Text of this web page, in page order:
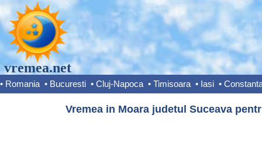
vremea.net
• Romania • Bucuresti • Cluj-Napoca • Timisoara • Iasi •
Vremea in Moara judetul Suceava